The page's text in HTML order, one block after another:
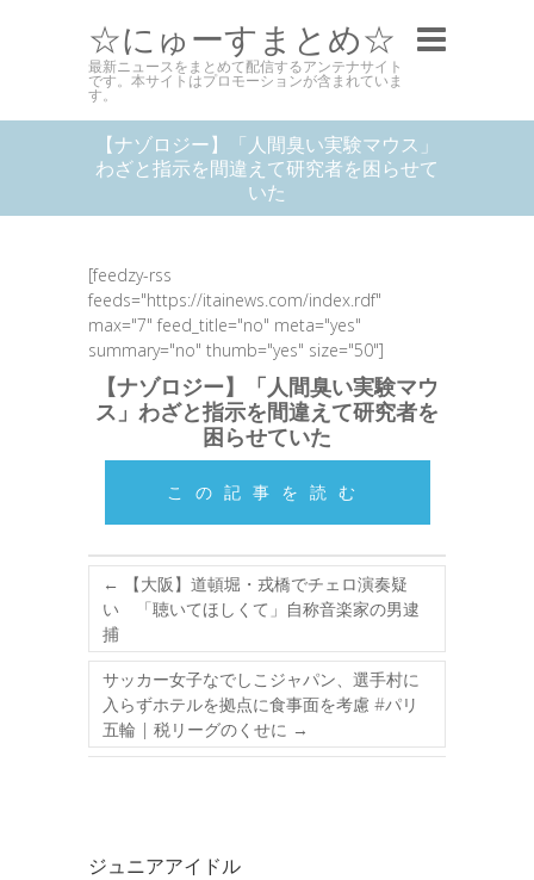
☆にゅーすまとめ☆
最新ニュースをまとめて配信するアンテナサイト
です。本サイトはプロモーションが含まれていま
す。
【ナゾロジー】「人間臭い実験マウス」
わざと指示を間違えて研究者を困らせて
いた
[feedzy-rss
feeds="https://itainews.com/index.rdf"
max="7" feed_title="no" meta="yes"
summary="no" thumb="yes" size="50"]
【ナゾロジー】「人間臭い実験マウ
ス」わざと指示を間違えて研究者を
困らせていた
この記事を読む
←
【大阪】道頓堀・戎橋でチェロ演奏疑
い 「聴いてほしくて」自称音楽家の男逮
捕
サッカー女子なでしこジャパン、選手村に
入らずホテルを拠点に食事面を考慮 #パリ
五輪 | 税リーグのくせに →
ジュニアアイドル